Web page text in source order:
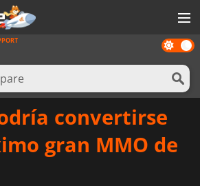
Dark
mode
convertirse
gran MMO de